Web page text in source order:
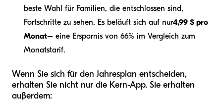
beste Wahl für Familien, die entschlossen sind,
Fortschritte zu sehen. Es beläuft sich auf nur4,99 $ pro
Monat– eine Ersparnis von 66% im Vergleich zum
Monatstarif.
Wenn Sie sich für den Jahresplan entscheiden,
erhalten Sie nicht nur die Kern-App. Sie erhalten
außerdem: